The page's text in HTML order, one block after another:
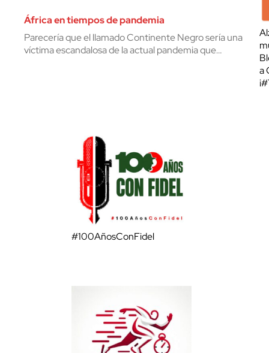
África en tiempos de pandemia
Parecería que el llamado Continente Negro sería una
víctima escandalosa de la actual pandemia que…
a
#100AñosConFidel